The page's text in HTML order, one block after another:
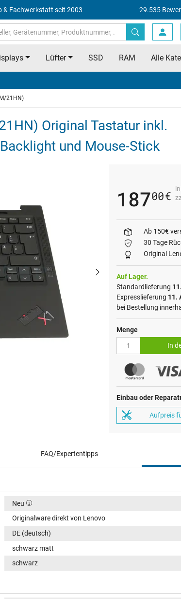
& Fachwerkstatt seit 2003 29.535
Lüfter SSD RAM Alle
21HN)
Original Tastatur inkl.
und Mouse-Stick
18700€
Ab 150€
30 Tage
Original
Auf Lager.
Standardlieferung
Expresslieferung 11.
bei Bestellung
Menge
In
Einbau oder
Aufpreis
FAQ/Expertentipps
Neu
Originalware direkt von Lenovo
DE (deutsch)
schwarz matt
schwarz